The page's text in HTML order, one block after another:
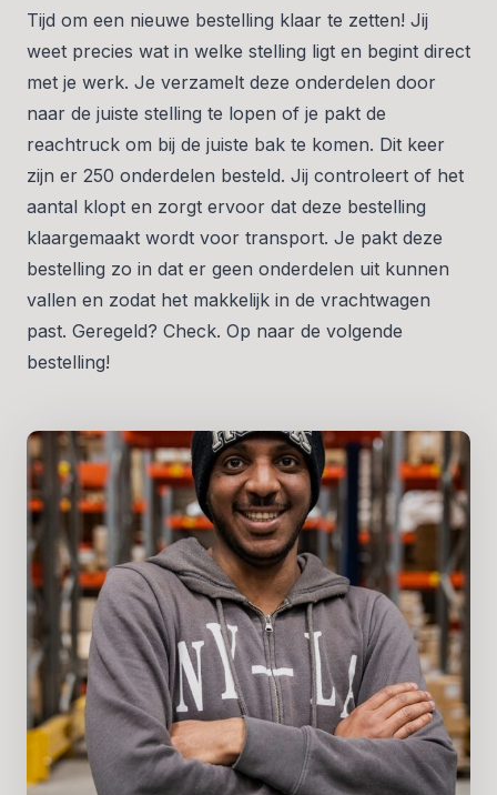
Tijd om een nieuwe bestelling klaar te zetten! Jij
weet precies wat in welke stelling ligt en begint direct
met je werk. Je verzamelt deze onderdelen door
naar de juiste stelling te lopen of je pakt de
reachtruck om bij de juiste bak te komen. Dit keer
zijn er 250 onderdelen besteld. Jij controleert of het
aantal klopt en zorgt ervoor dat deze bestelling
klaargemaakt wordt voor transport. Je pakt deze
bestelling zo in dat er geen onderdelen uit kunnen
vallen en zodat het makkelijk in de vrachtwagen
past. Geregeld? Check. Op naar de volgende
bestelling!